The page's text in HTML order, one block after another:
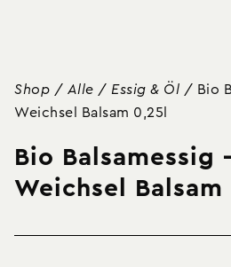
Shop / Alle / Essig & Öl / Bio
Weichsel Balsam 0,25l
Bio Balsamessig
Weichsel Balsam